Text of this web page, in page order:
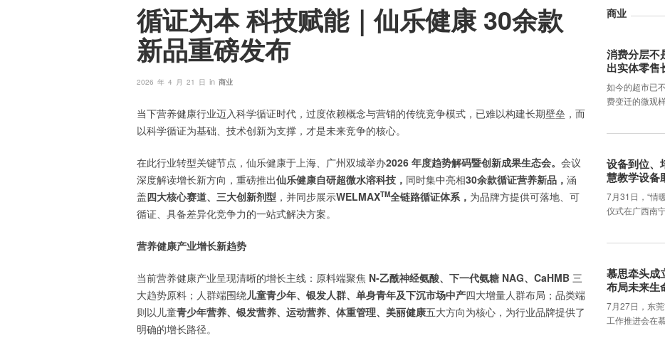
循证为本 科技赋能｜仙乐健康 30余款
新品重磅发布
2026 年 4 月 21 日 in 商业
当下营养健康行业迈入科学循证时代，过度依赖概念与营销的传统竞争模式，已难以构建长期壁垒，而
以科学循证为基础、技术创新为支撑，才是未来竞争的核心。
在此行业转型关键节点，仙乐健康于上海、广州双城举办2026 年度趋势解码暨创新成果生态会。 会议
深度解读增长新方向，重磅推出仙乐健康自研超微水溶科技， 同时集中亮相30余款循证营养新品， 涵
盖四大核心赛道、三大创新剂型 ，并同步展示WELMAXTM全链路循证体系， 为品牌方提供可落地、可
循证、具备差异化竞争力的一站式解决方案。
营养健康产业增长新趋势
当前营养健康产业呈现清晰的增长主线：原料端聚焦 N‑乙酰神经氨酸、下一代氨糖 NAG、CaHMB 三
大趋势原料；人群端围绕儿童青少年、银发人群、单身青年及下沉市场中产四大增量人群布局；品类端
则以儿童青少年营养、银发营养、运动营养、体重管理、美丽健康五大方向为核心，为行业品牌提供了
明确的增长路径。
商业
消费分层不
出实体零售
如今的超市已
费变迁的微观
设备到位
慧教学设备
7月31日，“情
仪式在广西南
慕思牵头成
布局未来生
7月27日，东
工作推进会在